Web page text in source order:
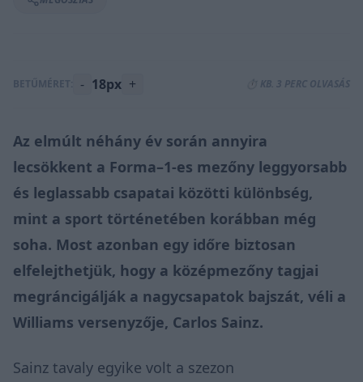
BETŰMÉRET: - 18px + ⏱️ KB. 3 PERC OLVASÁS
Az elmúlt néhány év során annyira
lecsökkent a Forma–1-es mezőny leggyorsabb
és leglassabb csapatai közötti különbség,
mint a sport történetében korábban még
soha. Most azonban egy időre biztosan
elfelejthetjük, hogy a középmezőny tagjai
megráncigálják a nagycsapatok bajszát, véli a
Williams versenyzője, Carlos Sainz.
Sainz tavaly egyike volt a szezon